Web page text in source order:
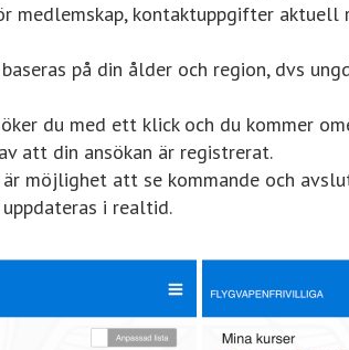
medlemskap, kontaktuppgifter aktuell
på din ålder och region, dvs
du med ett klick och du kommer
att din ansökan är registrerat.
möjlighet att se kommande och
i realtid.